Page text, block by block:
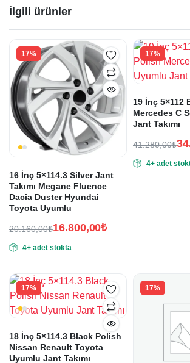
İlgili ürünler
17%
16 İnç 5×114.3 Silver Jant
Takımı Megane Fluence
Dacia Duster Hyundai
Toyota Uyumlu
20.160,00₺
fiyat:
16.800,00₺
andaki
16.800,00₺.
4+ adet stokta
17%
19 İnç 5×112
Mercedes C
Jant Takımı
41.280,00₺
fiyat:
andaki
4+ adet
17%
18 İnç 5×114.3 Black Polish
Nissan Renault Toyota
Uyumlu Jant Takımı
17%